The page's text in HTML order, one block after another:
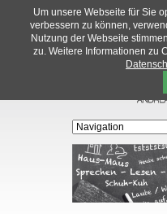
Sprachauswahl
.
.
Zielseite
Um unsere Webseite für Sie
verbessern zu können,
Nutzung der Webseite
zu. Weitere Informationen zu